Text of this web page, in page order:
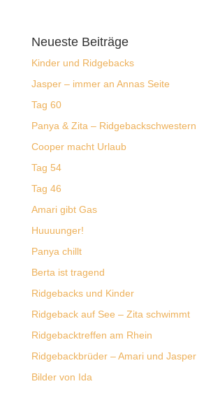
Neueste Beiträge
Kinder und Ridgebacks
Jasper – immer an Annas Seite
Tag 60
Panya & Zita – Ridgebackschwestern
Cooper macht Urlaub
Tag 54
Tag 46
Amari gibt Gas
Huuuunger!
Panya chillt
Berta ist tragend
Ridgebacks und Kinder
Ridgeback auf See – Zita schwimmt
Ridgebacktreffen am Rhein
Ridgebackbrüder – Amari und Jasper
Bilder von Ida